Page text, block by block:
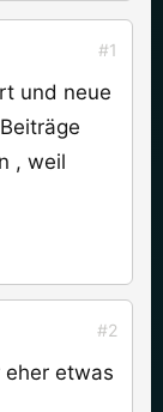
#1
und neue
, weil
#2
etwas